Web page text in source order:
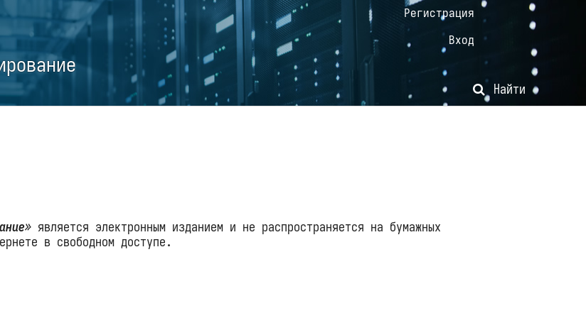
Найти
Регистрация
Вход
является электронным изданием и не распространяется на бумажных
в свободном доступе.